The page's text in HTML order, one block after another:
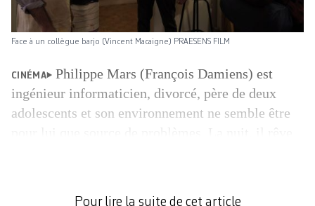
Face à un collègue barjo (Vincent Macaigne) PRAESENS FILM
CINÉMA
Philippe Mars (François Damiens) est
ingénieur informaticien, divor­cé, père de deux
adolescents et son environnement ne semble être
Pour lire la suite de cet article